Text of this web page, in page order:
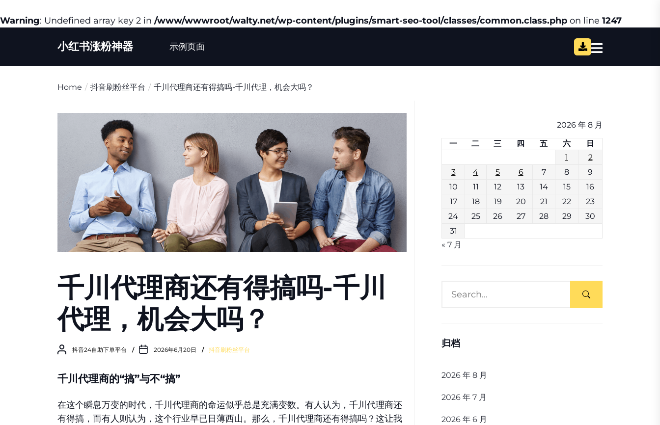
Warning: Undefined array key 2 in /www/wwwroot/walty.net/wp-content/plugins/smart-seo-tool/classes/common.class.php on line 1247
小红书涨粉神器 示例页面
Home 抖音刷粉丝平台 千川代理商还有得搞吗-千川代理，机会大吗？
千川代理商还有得搞吗-千川
代理，机会大吗？
抖音24自助下单平台 2026年6月20日 抖音刷粉丝平台
千川代理商的“搞”与不“搞”
在这个瞬息万变的时代，千川代理商的命运似乎总是充满变数。有人认为，千川代理商还
有得搞，而有人则认为，这个行业早已日薄西山。那么，千川代理商还有得搞吗？这让我
2026 年 8 月
一
二 三 四 五 六
日
1
2
3
4 5 6 7 8
9
10
11 12 13 14 15
16
17
18 19 20 21 22
23
24
25 26 27 28 29
30
31
« 7 月
归档
2026 年 8 月
2026 年 7 月
2026 年 6 月